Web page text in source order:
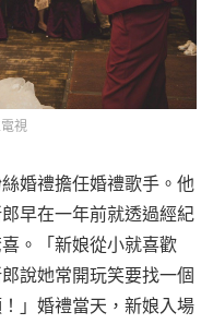
視
婚禮擔任婚禮歌手。他
早在一年前就透過經紀
。「新娘從小就喜歡
說她常開玩笑要找一個
」婚禮當天，新娘入場